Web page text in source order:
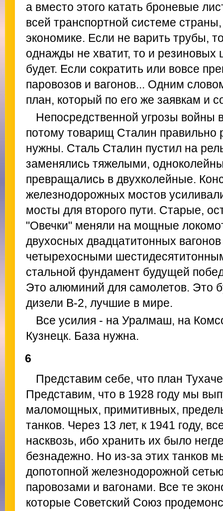
а вместо этого катать броневые
всей транспортной системе
экономике. Если не варить трубы,
однажды не хватит, то и
будет. Если сократить или вовсе
паровозов и вагонов... Одним
план, который по его же заявкам и
Непосредственной угрозы войны
потому товарищ Сталин правильно
нужны. Сталь Сталин пустил на
заменялись тяжелыми,
превращались в двухколейные.
железнодорожных мостов
мосты для второго пути. Старые,
"Овечки" меняли на мощные
двухосных двадцатитонных
четырехосными
стальной фундамент будущей
Это алюминий для самолетов. Это
дизели В-2, лучшие в мире.
Все усилия - на Уралмаш, на
Кузнецк. База нужна.
6
Представим себе, что план
Представим, что в 1928 году мы
маломощных, примитивных,
танков. Через 13 лет, к 1941 году,
насквозь, ибо хранить их было
безнадежно. Но из-за этих танков
допотопной железнодорожной
паровозами и вагонами. Все те
которые Советский Союз